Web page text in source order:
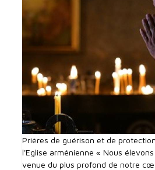
Prières de guérison et de
l'Eglise arménienne « Nous
venue du plus profond de notre